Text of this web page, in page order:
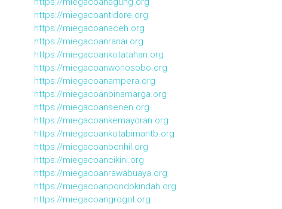
https://miegacoantidore.org
https://miegacoanaceh.org
https://miegacoanranai.org
https://miegacoankotatahan.org
https://miegacoanwonosobo.org
https://miegacoanampera.org
https://miegacoanbinamarga.org
https://miegacoansenen.org
https://miegacoankemayoran.org
https://miegacoankotabimantb.org
https://miegacoanbenhil.org
https://miegacoancikini.org
https://miegacoanrawabuaya.org
https://miegacoanpondokindah.org
https://miegacoangrogol.org